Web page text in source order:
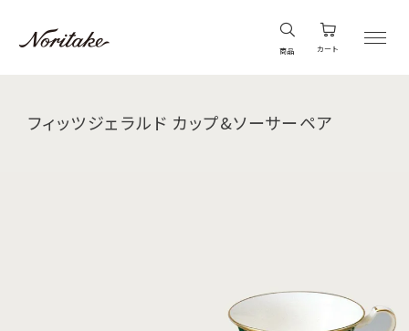
商品 カート
フィッツジェラルド カップ&ソーサーペア